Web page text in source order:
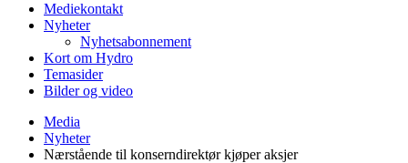
Mediekontakt
Nyheter
Nyhetsabonnement
Kort om Hydro
Temasider
Bilder og video
Media
Nyheter
Nærstående til konserndirektør kjøper aksjer